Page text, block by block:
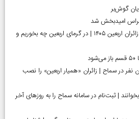
گوش‌بر
امیدبخش شد
توصیه‌های تغذیه‌ای برای زائران اربعین ۱۴۰۵ | در گرمای اربعین چه بخوریم و
در سماح | زائران «همیار اربعین» را نصب
متقاضیان ارز اربعین ۱۴۰۵ بخوانند | ثبت‌نام در سامانه سماح را به روز‌های آخر